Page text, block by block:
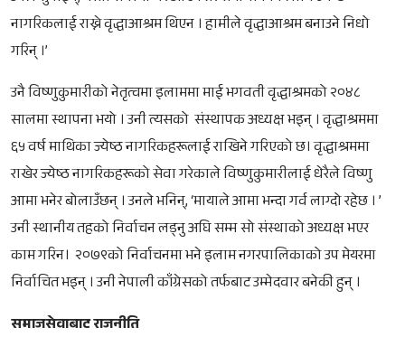
नागरिकलाई राख्ने वृद्धाआश्रम थिएन । हामीले वृद्धाआश्रम बनाउने निधो
गरिन् ।’
उनै विष्णुकुमारीको नेतृत्वमा इलाममा माई भगवती वृद्धाश्रमको २०४८
सालमा स्थापना भयो । उनी त्यसको संस्थापक अध्यक्ष भइन् । वृद्धाश्रममा
६५ वर्ष माथिका ज्येष्ठ नागरिकहरूलाई राखिने गरिएको छ। वृद्धाश्रममा
राखेर ज्येष्ठ नागरिकहरूको सेवा गरेकाले विष्णुकुमारीलाई धेरैले विष्णु
आमा भनेर बोलाउँछन् । उनले भनिन्, ‘मायाले आमा भन्दा गर्व लाग्दो रहेछ । ’
उनी स्थानीय तहको निर्वाचन लड्नु अघि सम्म सो संस्थाको अध्यक्ष भएर
काम गरिन। २०७९को निर्वाचनमा भने इलाम नगरपालिकाको उप मेयरमा
निर्वाचित भइन् । उनी नेपाली काँग्रेसको तर्फबाट उम्मेदवार बनेकी हुन् ।
समाजसेवाबाट राजनीति